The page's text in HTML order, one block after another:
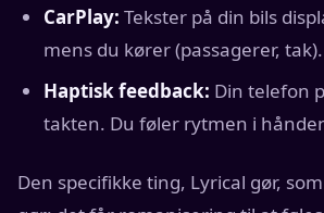
CarPlay: Tekster på din bils
mens du kører (passagerer, tak).
Haptisk feedback: Din telefon
takten. Du føler rytmen i
Den specifikke ting, Lyrical gør,